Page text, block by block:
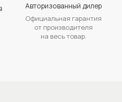
Авторизованный дилер
Официальная гарантия
от производителя
на весь товар.